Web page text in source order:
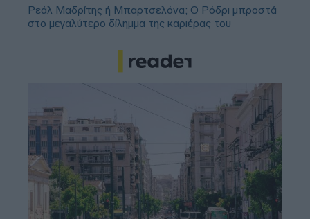
Ρεάλ Μαδρίτης ή Μπαρτσελόνα; Ο Ρόδρι μπροστά
στο μεγαλύτερο δίλημμα της καριέρας του